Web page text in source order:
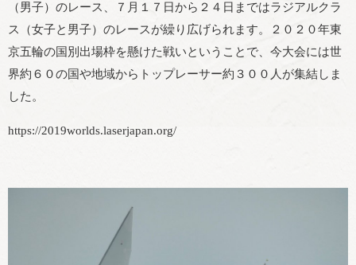
（男子）のレース、７月１７日から２４日まではラジアルクラ
ス（女子と男子）のレースが繰り広げられます。２０２０年東
京五輪の国別出場枠を懸けた戦いということで、今大会には世
界約６０の国や地域からトップレーサー約３００人が集結しま
した。
https://2019worlds.laserjapan.org/